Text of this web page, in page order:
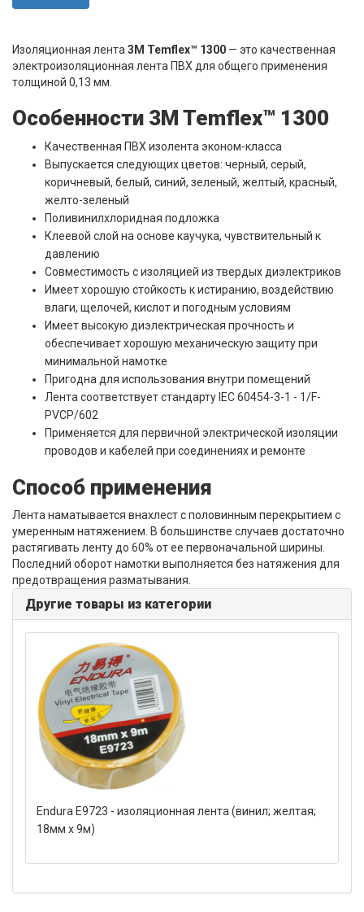
Изоляционная лента3M Temflex™ 1300 — это качественная
электроизоляционная лента ПВХ для общего применения
толщиной 0,13 мм.
Особенности 3M Temflex™ 1300
Качественная ПВХ изолента эконом-класса
Выпускается следующих цветов: черный, серый,
коричневый, белый, синий, зеленый, желтый, красный,
желто-зеленый
Поливинилхлоридная подложка
Клеевой слой на основе каучука, чувствительный к
давлению
Совместимость с изоляцией из твердых диэлектриков
Имеет хорошую стойкость к истиранию, воздействию
влаги, щелочей, кислот и погодным условиям
Имеет высокую диэлектрическая прочность и
обеспечивает хорошую механическую защиту при
минимальной намотке
Пригодна для использования внутри помещений
Лента соответствует стандарту IEC 60454-3-1 - 1/F-
PVCP/602
Применяется для первичной электрической изоляции
проводов и кабелей при соединениях и ремонте
Способ применения
Лента наматывается внахлест с половинным перекрытием с
умеренным натяжением. В большинстве случаев достаточно
растягивать ленту до 60% от ее первоначальной ширины.
Последний оборот намотки выполняется без натяжения для
предотвращения разматывания.
Другие товары из категории
Endura E9723 - изоляционная лента (винил; желтая;
18мм x 9м)